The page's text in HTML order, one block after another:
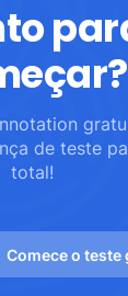
de teste
total!
Comece o teste